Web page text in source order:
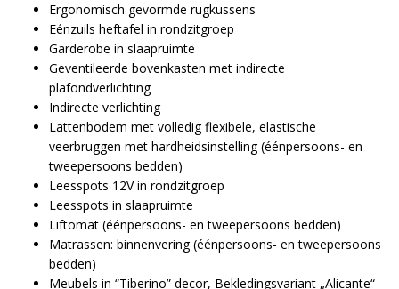
Ergonomisch gevormde rugkussens
Eénzuils heftafel in rondzitgroep
Garderobe in slaapruimte
Geventileerde bovenkasten met indirecte
plafondverlichting
Indirecte verlichting
Lattenbodem met volledig flexibele, elastische
veerbruggen met hardheidsinstelling (éénpersoons- en
tweepersoons bedden)
Leesspots 12V in rondzitgroep
Leesspots in slaapruimte
Liftomat (éénpersoons- en tweepersoons bedden)
Matrassen: binnenvering (éénpersoons- en tweepersoons
bedden)
Meubels in “Tiberino” decor, Bekledingsvariant „Alicante“